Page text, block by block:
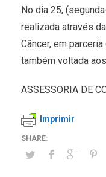
No dia 25,
realizada através
Câncer, em
também voltada
ASSESSORIA DE
Imprimir